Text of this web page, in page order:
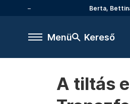
Berta,
Menü Kereső
A tiltás